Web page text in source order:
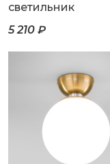
светильник
5 210 ₽